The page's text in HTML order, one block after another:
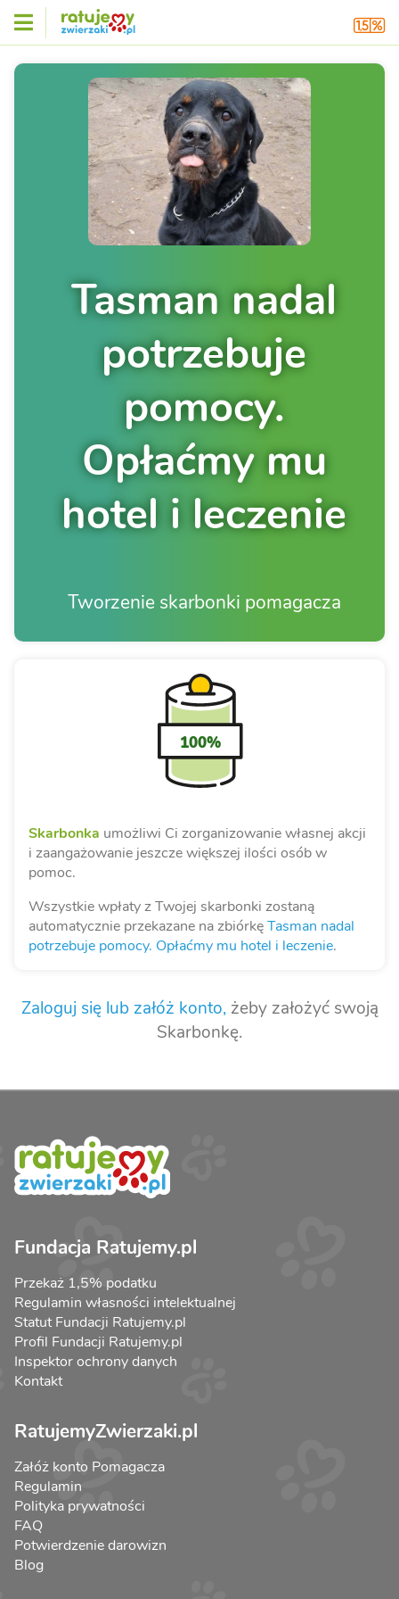
Tasman nadal
potrzebuje
pomocy.
Opłaćmy mu
hotel i leczenie
Tworzenie skarbonki pomagacza
100%
Skarbonka umożliwi Ci zorganizowanie własnej akcji
i zaangażowanie jeszcze większej ilości osób w
pomoc.
Wszystkie wpłaty z Twojej skarbonki zostaną
automatycznie przekazane na zbiórkęTasman nadal
potrzebuje pomocy. Opłaćmy mu hotel i leczenie.
Zaloguj się lub załóż konto,żeby założyć swoją
Skarbonkę.
Fundacja Ratujemy.pl
Przekaż 1,5% podatku
Regulamin własności intelektualnej
Statut Fundacji Ratujemy.pl
Profil Fundacji Ratujemy.pl
Inspektor ochrony danych
Kontakt
RatujemyZwierzaki.pl
Załóż konto Pomagacza
Regulamin
Polityka prywatności
FAQ
Potwierdzenie darowizn
Blog